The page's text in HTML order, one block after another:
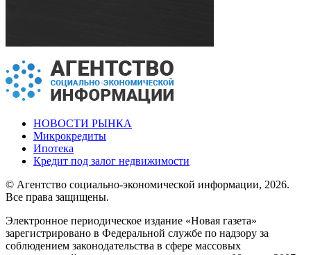
НОВОСТИ РЫНКА
Микрокредиты
Ипотека
Кредит под залог недвижимости
© Агентство социально-экономической информации, 2026.
Все права защищены.
Электронное периодическое издание «Новая газета»
зарегистрировано в Федеральной службе по надзору за
соблюдением законодательства в сфере массовых